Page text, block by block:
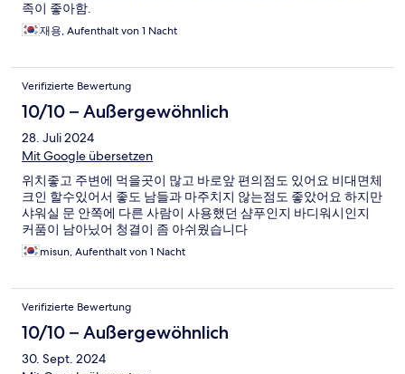
족이 좋아함.
재용, Aufenthalt von 1 Nacht
Verifizierte Bewertung
10/10 – Außergewöhnlich
28. Juli 2024
Mit Google übersetzen
위치좋고 주변에 먹을곳이 많고 바로앞 편의점도 있어요 비대면체
크인 할수있어서 좋도 남들과 마주치지 않는점도 좋았어요 하지만
샤워실 문 안쪽에 다른 사람이 사용했던 샴푸인지 바디워시인지
커품이 남아닜어 청결이 좀 아쉬웠습니다
misun, Aufenthalt von 1 Nacht
Verifizierte Bewertung
10/10 – Außergewöhnlich
30. Sept. 2024